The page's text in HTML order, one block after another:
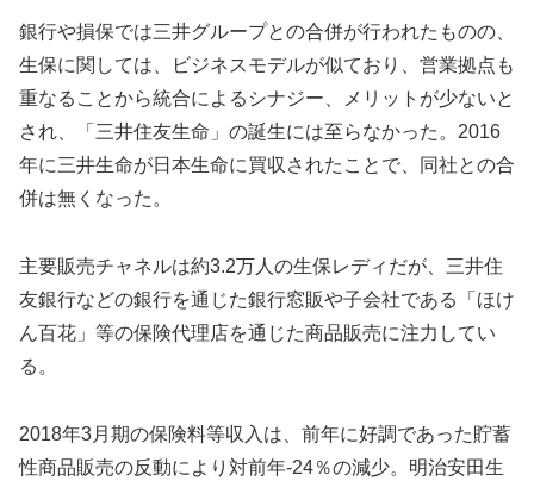
銀行や損保では三井グループとの合併が行われたものの、
生保に関しては、ビジネスモデルが似ており、営業拠点も
重なることから統合によるシナジー、メリットが少ないと
され、「三井住友生命」の誕生には至らなかった。2016
年に三井生命が日本生命に買収されたことで、同社との合
併は無くなった。
主要販売チャネルは約3.2万人の生保レディだが、三井住
友銀行などの銀行を通じた銀行窓販や子会社である「ほけ
ん百花」等の保険代理店を通じた商品販売に注力してい
る。
2018年3月期の保険料等収入は、前年に好調であった貯蓄
性商品販売の反動により対前年-24％の減少。明治安田生